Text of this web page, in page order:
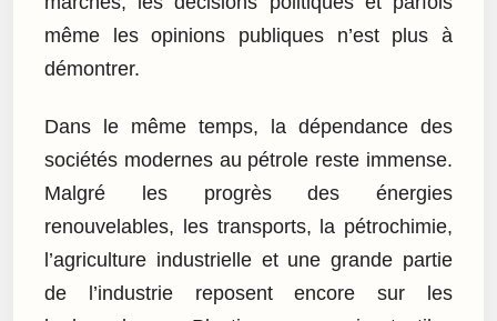
même les opinions publiques n’est plus à
démontrer.
Dans le même temps, la dépendance des
sociétés modernes au pétrole reste immense.
Malgré les progrès des énergies
renouvelables, les transports, la pétrochimie,
l’agriculture industrielle et une grande partie
de l’industrie reposent encore sur les